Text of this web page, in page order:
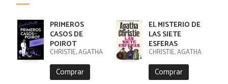
PRIMEROS
CASOS DE
POIROT
CHRISTIE, AGATHA
Comprar
EL MISTERIO DE
LAS SIETE
ESFERAS
CHRISTIE, AGATHA
Comprar